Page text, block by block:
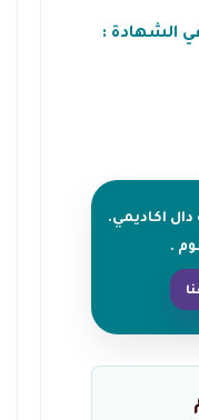
الشهادة :
اكاديمي.
.